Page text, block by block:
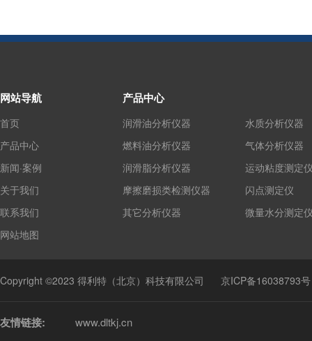
网站导航
首页
产品中心
新闻·案例
关于我们
联系我们
网站地图
产品中心
润滑油分析仪器
燃料油分析仪器
润滑脂分析仪器
摩擦磨损类检测仪器
其它分析仪器
水质分析仪器
气体分析仪器
运动粘度测定
闪点测定仪
微量水分测定
Copyright ©2023 得利特（北京）科技有限公司 京ICP备16038793号
友情链接: www.dltkj.cn